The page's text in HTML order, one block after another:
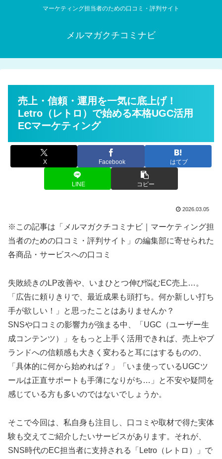
マーケティング担当者のための口コミ・評判サイト
メルマガクチコミナビ
売上・信頼・運用を一気に底上げ！
Letro（レトロ）で始める本格UGC活用
ECマーケティング
X Facebook はてブ
LINE コピー
2026.03.05
※この記事は「メルマガクチコミナビ｜マーケティング担
当者のための口コミ・評判サイト」の編集部に寄せられた
各商品・サービスへの口コミ
失敗続きのLP改善や、いまひとつ伸び悩むEC売上…。
「広告に頼りきりで、最近成果も頭打ち。何か新しい打ち
手が欲しい！」と思ったことはありませんか？
SNSや口コミの影響力が強まる中、「UGC（ユーザー生
成コンテンツ）」をもっと上手く活用できれば、売上やブ
ランドへの信頼感も大きく変わると耳にはするものの、
「具体的に何から始めれば？」「いま使っているUGCツ
ールは正直サポートも手薄になりがち…」と不安や疑問を
感じている方も多いのではないでしょうか。
そこで今回は、私自身も注目し、口コミや取材で得た実体
験も交えてご紹介したいサービスがあります。それが、
SNS時代のEC担当者に支持される「Letro（レトロ）」で